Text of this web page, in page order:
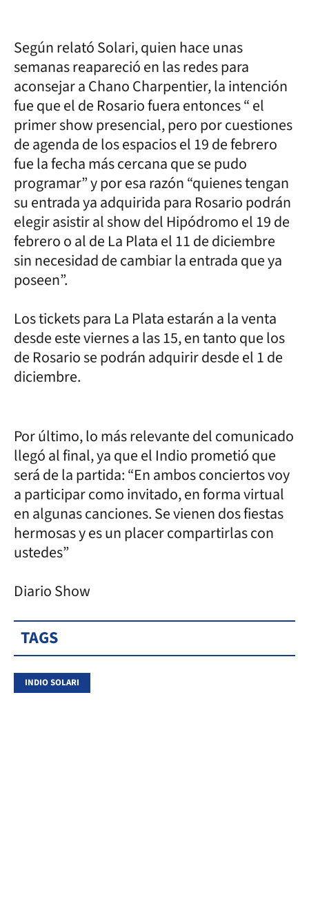
Según relató Solari, quien hace unas
semanas reapareció en las redes para
aconsejar a Chano Charpentier, la intención
fue que el de Rosario fuera entonces “ el
primer show presencial, pero por cuestiones
de agenda de los espacios el 19 de febrero
fue la fecha más cercana que se pudo
programar” y por esa razón “quienes tengan
su entrada ya adquirida para Rosario podrán
elegir asistir al show del Hipódromo el 19 de
febrero o al de La Plata el 11 de diciembre
sin necesidad de cambiar la entrada que ya
poseen”.
Los tickets para La Plata estarán a la venta
desde este viernes a las 15, en tanto que los
de Rosario se podrán adquirir desde el 1 de
diciembre.
Por último, lo más relevante del comunicado
llegó al final, ya que el Indio prometió que
será de la partida: “En ambos conciertos voy
a participar como invitado, en forma virtual
en algunas canciones. Se vienen dos fiestas
hermosas y es un placer compartirlas con
ustedes”
Diario Show
TAGS
INDIO SOLARI